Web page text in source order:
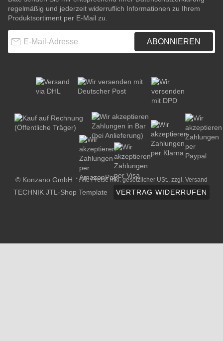
regelmäßig und jederzeit widerruflich Informationen zu Ihrem
Produktsortiment per E-Mail zu.
ABONNIEREN
© Konzano GmbH * Alle Preise inkl. gesetzlicher USt., zzgl. Versand
TECHNIK JTL-Shop Template VERTRAG WIDERRUFEN